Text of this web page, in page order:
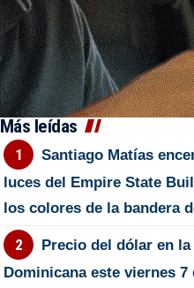
Más leídas
Santiago Matías
luces del Empire State
los colores de la bandera
Precio del dólar en
Dominicana este viernes 7